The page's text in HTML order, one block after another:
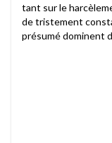
tant sur le
de tristement
présumé dominent